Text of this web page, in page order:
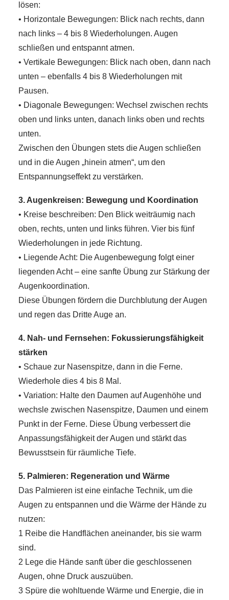
lösen:
• Horizontale Bewegungen: Blick nach rechts, dann
nach links – 4 bis 8 Wiederholungen. Augen
schließen und entspannt atmen.
• Vertikale Bewegungen: Blick nach oben, dann nach
unten – ebenfalls 4 bis 8 Wiederholungen mit
Pausen.
• Diagonale Bewegungen: Wechsel zwischen rechts
oben und links unten, danach links oben und rechts
unten.
Zwischen den Übungen stets die Augen schließen
und in die Augen „hinein atmen“, um den
Entspannungseffekt zu verstärken.
3. Augenkreisen: Bewegung und Koordination
• Kreise beschreiben: Den Blick weiträumig nach
oben, rechts, unten und links führen. Vier bis fünf
Wiederholungen in jede Richtung.
• Liegende Acht: Die Augenbewegung folgt einer
liegenden Acht – eine sanfte Übung zur Stärkung der
Augenkoordination.
Diese Übungen fördern die Durchblutung der Augen
und regen das Dritte Auge an.
4. Nah- und Fernsehen: Fokussierungsfähigkeit
stärken
• Schaue zur Nasenspitze, dann in die Ferne.
Wiederhole dies 4 bis 8 Mal.
• Variation: Halte den Daumen auf Augenhöhe und
wechsle zwischen Nasenspitze, Daumen und einem
Punkt in der Ferne. Diese Übung verbessert die
Anpassungsfähigkeit der Augen und stärkt das
Bewusstsein für räumliche Tiefe.
5. Palmieren: Regeneration und Wärme
Das Palmieren ist eine einfache Technik, um die
Augen zu entspannen und die Wärme der Hände zu
nutzen:
1 Reibe die Handflächen aneinander, bis sie warm
sind.
2 Lege die Hände sanft über die geschlossenen
Augen, ohne Druck auszuüben.
3 Spüre die wohltuende Wärme und Energie, die in